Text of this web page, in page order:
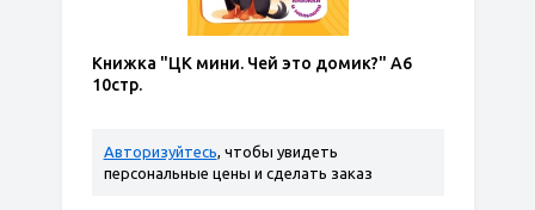
Книжка "ЦК мини. Чей это домик?" А6
10стр.
Авторизуйтесь, чтобы увидеть
персональные цены и сделать заказ